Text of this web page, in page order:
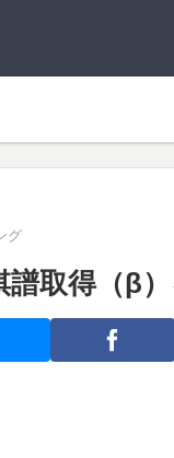
グ
譜取得（β